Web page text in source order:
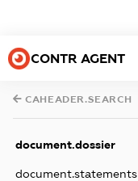
CONTR AGENT
CAHEADER.SEARCH
document.dossier
document.statements